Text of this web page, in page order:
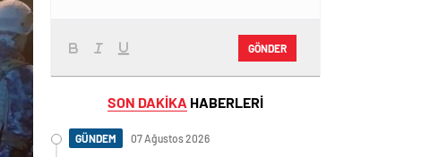
GÖNDER
SON DAKİKA HABERLERİ
GÜNDEM 07 Ağustos 2026